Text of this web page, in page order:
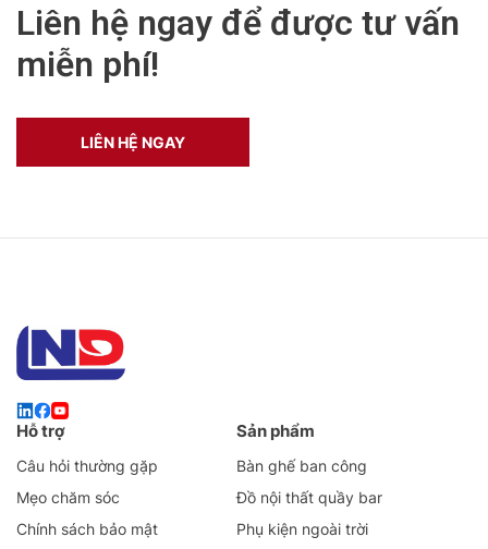
Liên hệ ngay để được tư vấn
miễn phí!
LIÊN HỆ NGAY
Hỗ trợ
Câu hỏi thường gặp
Mẹo chăm sóc
Chính sách bảo mật
Sản phẩm
Bàn ghế ban công
Đồ nội thất quầy bar
Phụ kiện ngoài trời